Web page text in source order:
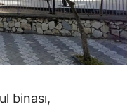
binası,